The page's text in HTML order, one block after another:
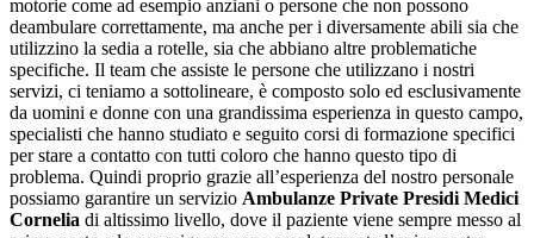
motorie come ad esempio anziani o persone che non possono
deambulare correttamente, ma anche per i diversamente abili sia che
utilizzino la sedia a rotelle, sia che abbiano altre problematiche
specifiche. Il team che assiste le persone che utilizzano i nostri
servizi, ci teniamo a sottolineare, è composto solo ed esclusivamente
da uomini e donne con una grandissima esperienza in questo campo,
specialisti che hanno studiato e seguito corsi di formazione specifici
per stare a contatto con tutti coloro che hanno questo tipo di
problema. Quindi proprio grazie all’esperienza del nostro personale
possiamo garantire un servizio Ambulanze Private Presidi Medici
Cornelia di altissimo livello, dove il paziente viene sempre messo al